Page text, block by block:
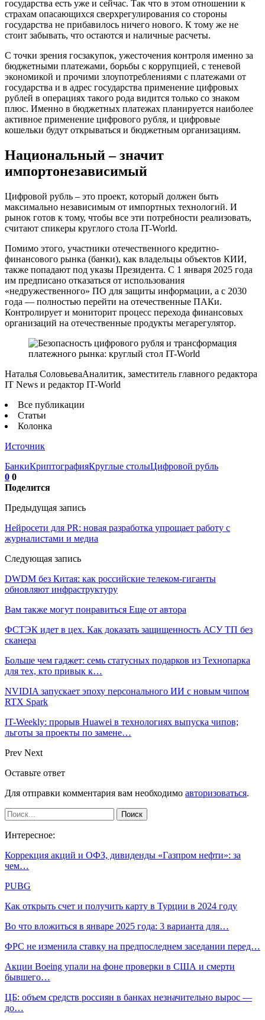
государства есть уже и сейчас. Так что в этом отношении к
страхам опасающихся сверхрегулирования со стороны
государства не прибавилось ничего нового. К тому же не
стоит забывать, что остаются и наличные расчеты.
С точки зрения госзакупок, ужесточения контроля именно за
бюджетными платежами, борьбы с коррупцией, с теневой
экономикой и прочими злоупотреблениями с платежами от
государства и в адрес государства применение цифровых
рублей в операциях такого рода видится только со знаком
плюс. Именно в бюджетных платежах планируется наиболее
активное применение цифрового рубля, и цифровые
кошельки будут открываться и бюджетным организациям.
Национальный – значит
импортонезависимый
Цифровой рубль – это проект, который должен быть
максимально независимым от импортных технологий. И
рынок готов к тому, чтобы все эти потребности реализовать,
считают спикеры круглого стола IT-World.
Помимо этого, участники отечественного кредитно-
финансового рынка (банки), как владельцы объектов КИИ,
также попадают под указы Президента. С 1 января 2025 года
им предписано отказаться от использования
«недружественного» ПО для защиты информации, а с 2030
года — полностью перейти на отечественные ПАКи.
Контролирует и мониторит процесс перехода финансовых
организаций на отечественные продукты мегарегулятор.
Наталья СоловьеваАналитик, заместитель главного редактора
IT News и редактор IT-World
Все публикации
Статьи
Колонка
Источник
БанкиКриптографияКруглые столыЦифровой рубль
0 0
Поделится
Предыдущая запись
Нейросети для PR: новая разработка упрощает работу с
журналистами и медиа
Следующая запись
DWDM без Китая: как российские телеком-гиганты
обновляют инфраструктуру
Вам также могут понравиться Еще от автора
ФСТЭК идет в цех. Как доказать защищенность АСУ ТП без
сканера
Больше чем гаджет: семь статусных подарков из Технопарка
для тех, кто привык к…
NVIDIA запускает эпоху персонального ИИ с новым чипом
RTX Spark
IT-Weekly: прорыв Huawei в технологиях выпуска чипов;
льготы за проекты по замене…
Prev Next
Оставьте ответ
Для отправки комментария вам необходимо авторизоваться.
Интересное:
Коррекция акций и ОФЗ, дивиденды «Газпром нефти»: за
чем…
PUBG
Как открыть счет и получить карту в Турции в 2024 году
Во что вложиться в январе 2025 года: 3 варианта для…
ФРС не изменила ставку на предпоследнем заседании перед…
Акции Boeing упали на фоне проверки в США и смерти
бывшего…
ЦБ: объем средств россиян в банках незначительно вырос —
до…